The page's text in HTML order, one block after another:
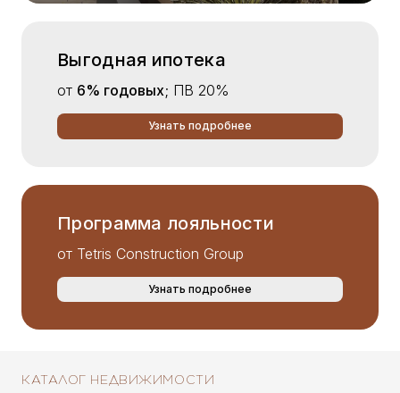
Выгодная ипотека
от 6% годовых; ПВ 20%
Узнать подробнее
Программа лояльности
от Tetris Construction Group
Узнать подробнее
КАТАЛОГ НЕДВИЖИМОСТИ